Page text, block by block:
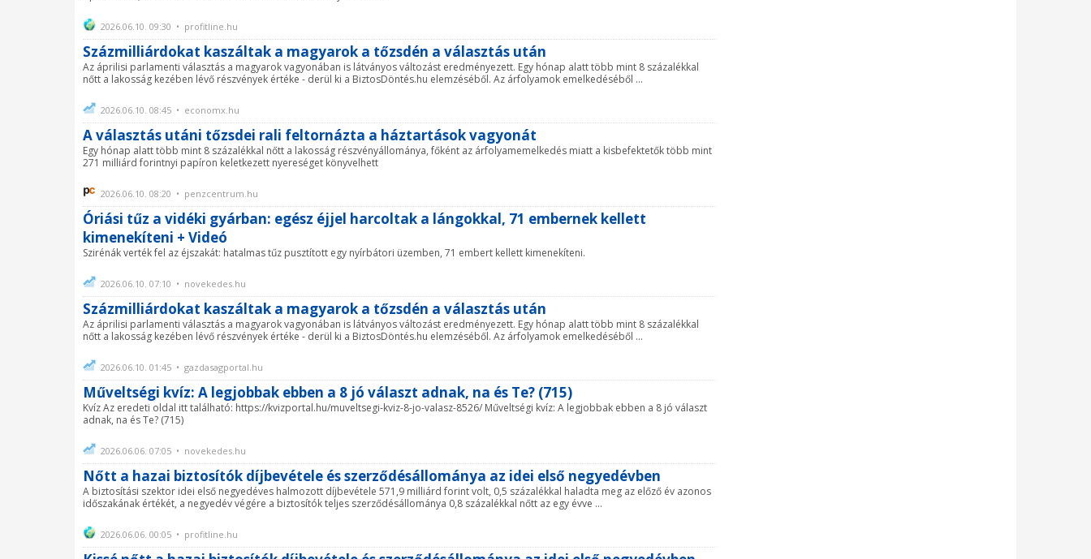
2026.06.10. 09:30 • profitline.hu
Százmilliárdokat kaszáltak a magyarok a tőzsdén a választás után
Az áprilisi parlamenti választás a magyarok vagyonában is látványos változást eredményezett. Egy hónap alatt több mint 8 százalékkal
nőtt a lakosság kezében lévő részvények értéke - derül ki a BiztosDöntés.hu elemzéséből. Az árfolyamok emelkedéséből ...
2026.06.10. 08:45 • economx.hu
A választás utáni tőzsdei rali feltornázta a háztartások vagyonát
Egy hónap alatt több mint 8 százalékkal nőtt a lakosság részvényállománya, főként az árfolyamemelkedés miatt a kisbefektetők több mint
271 milliárd forintnyi papíron keletkezett nyereséget könyvelhett
2026.06.10. 08:20 • penzcentrum.hu
Óriási tűz a vidéki gyárban: egész éjjel harcoltak a lángokkal, 71 embernek kellett
kimenekíteni + Videó
Szirénák verték fel az éjszakát: hatalmas tűz pusztított egy nyírbátori üzemben, 71 embert kellett kimenekíteni.
2026.06.10. 07:10 • novekedes.hu
Százmilliárdokat kaszáltak a magyarok a tőzsdén a választás után
Az áprilisi parlamenti választás a magyarok vagyonában is látványos változást eredményezett. Egy hónap alatt több mint 8 százalékkal
nőtt a lakosság kezében lévő részvények értéke - derül ki a BiztosDöntés.hu elemzéséből. Az árfolyamok emelkedéséből ...
2026.06.10. 01:45 • gazdasagportal.hu
Műveltségi kvíz: A legjobbak ebben a 8 jó választ adnak, na és Te? (715)
Kvíz Az eredeti oldal itt található: https://kvizportal.hu/muveltsegi-kviz-8-jo-valasz-8526/ Műveltségi kvíz: A legjobbak ebben a 8 jó választ
adnak, na és Te? (715)
2026.06.06. 07:05 • novekedes.hu
Nőtt a hazai biztosítók díjbevétele és szerződésállománya az idei első negyedévben
A biztosítási szektor idei első negyedéves halmozott díjbevétele 571,9 milliárd forint volt, 0,5 százalékkal haladta meg az előző év azonos
időszakának értékét, a negyedév végére a biztosítók teljes szerződésállománya 0,8 százalékkal nőtt az egy évve ...
2026.06.06. 00:05 • profitline.hu